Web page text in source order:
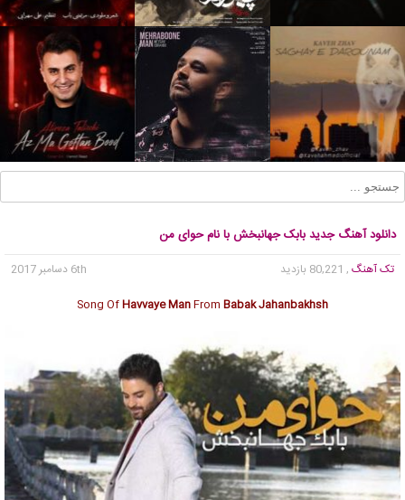
دانلود آهنگ جدید بابک جهانبخش با نام حوای من
تک آهنگ , 80,221 بازدید
6th دسامبر 2017
Song OfHavvaye ManFrom Babak Jahanbakhsh